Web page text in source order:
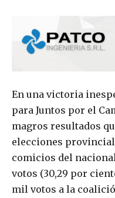
En una victoria
para Juntos por el
magros resultados
elecciones
comicios del
votos (30,29 por
mil votos a la